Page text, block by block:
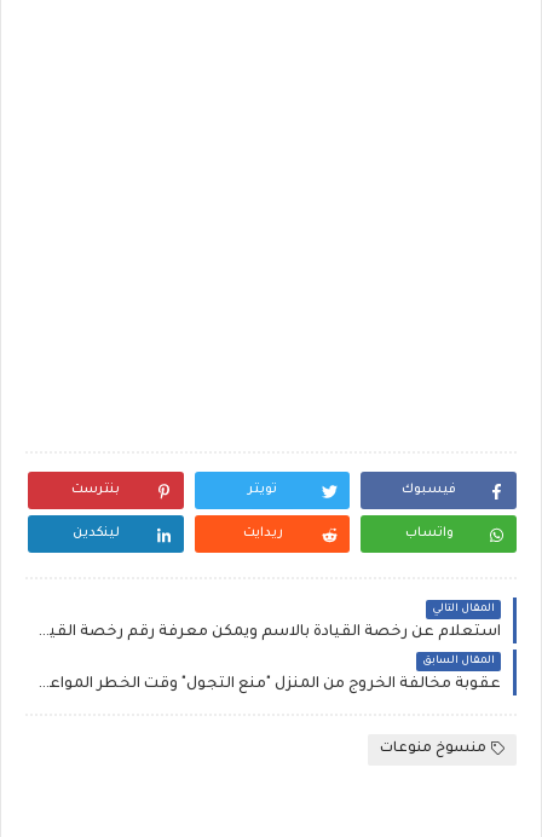
فيسبوك تويتر بنترست
واتساب ريدايت لينكدين
المقال التالي
استعلام عن رخصة القيادة بالاسم ويمكن معرفة رقم رخصة القيادة عن طريق الرقم القومى مصر
المقال السابق
عقوبة مخالفة الخروج من المنزل "منع التجول" وقت الخطر المواعيد الجديدة - رابط موقع طريقة الحصول على تصريح خروج
منسوخ منوعات